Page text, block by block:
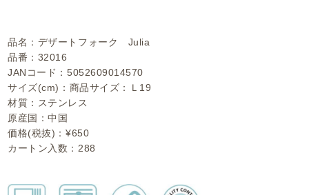
品名：デザートフォーク Julia
品番：32016
JANコード：5052609014570
サイズ(cm)：商品サイズ：Ｌ19
材質：ステンレス
原産国：中国
価格(税抜)：¥650
カートン入数：288